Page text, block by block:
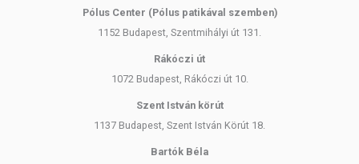
Pólus Center (Pólus patikával szemben)
1152 Budapest, Szentmihályi út 131.
Rákóczi út
1072 Budapest, Rákóczi út 10.
Szent István körút
1137 Budapest, Szent István Körút 18.
Bartók Béla